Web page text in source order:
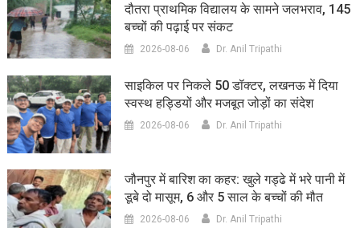
दौतरा प्राथमिक विद्यालय के सामने जलभराव, 145
बच्चों की पढ़ाई पर संकट
2026-08-06 Dr. Anil Tripathi
साइकिल पर निकले 50 डॉक्टर, लखनऊ में दिया
स्वस्थ हड्डियों और मजबूत जोड़ों का संदेश
2026-08-06 Dr. Anil Tripathi
जौनपुर में बारिश का कहर: खुले गड्ढे में भरे पानी में
डूबे दो मासूम, 6 और 5 साल के बच्चों की मौत
2026-08-06 Dr. Anil Tripathi